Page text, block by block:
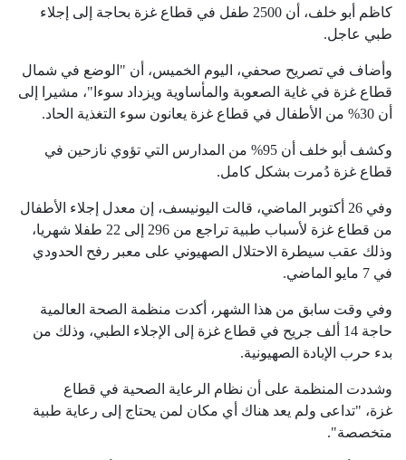
كاظم أبو خلف، أن 2500 طفل في قطاع غزة بحاجة إلى إجلاء
طبي عاجل.
وأضاف في تصريح صحفي، اليوم الخميس، أن "الوضع في شمال
قطاع غزة في غاية الصعوبة والمأساوية ويزداد سوءا"، مشيرا إلى
أن 30% من الأطفال في قطاع غزة يعانون سوء التغذية الحاد.
وكشف أبو خلف أن 95% من المدارس التي تؤوي نازحين في
قطاع غزة دُمرت بشكل كامل.
وفي 26 أكتوبر الماضي، قالت اليونيسف، إن معدل إجلاء الأطفال
من قطاع غزة لأسباب طبية تراجع من 296 إلى 22 طفلا شهريا،
وذلك عقب سيطرة الاحتلال الصهيوني على معبر رفح الحدودي
في 7 مايو الماضي.
وفي وقت سابق من هذا الشهر، أكدت منظمة الصحة العالمية
حاجة 14 ألف جريح في قطاع غزة إلى الإجلاء الطبي، وذلك من
بدء حرب الإبادة الصهيونية.
وشددت المنظمة على أن نظام الرعاية الصحية في قطاع
غزة، "تداعى ولم يعد هناك أي مكان لمن يحتاج إلى رعاية طبية
متخصصة".